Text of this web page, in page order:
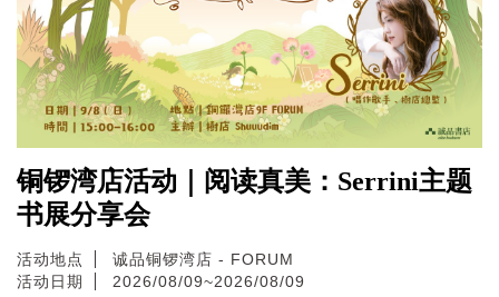
铜锣湾店活动｜阅读真美：Serrini主题
书展分享会
活动地点
诚品铜锣湾店 - FORUM
活动日期
2026/08/09~2026/08/09